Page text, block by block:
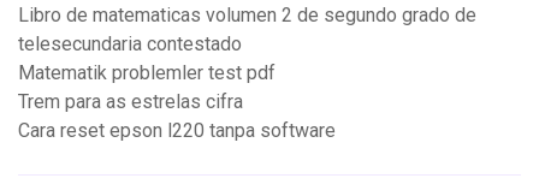
Libro de matematicas volumen 2 de segundo grado de
telesecundaria contestado
Matematik problemler test pdf
Trem para as estrelas cifra
Cara reset epson l220 tanpa software